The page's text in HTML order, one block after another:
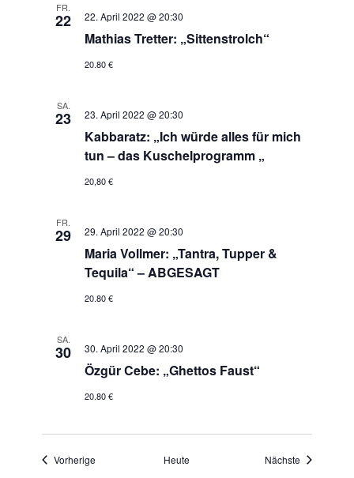
FR.
22 22. April 2022 @ 20:30
Mathias Tretter: „Sittenstrolch“
20.80 €
SA.
23 23. April 2022 @ 20:30
Kabbaratz: „Ich würde alles für mich
tun – das Kuschelprogramm „
20,80 €
FR.
29 29. April 2022 @ 20:30
Maria Vollmer: „Tantra, Tupper &
Tequila“ – ABGESAGT
20.80 €
SA.
30 30. April 2022 @ 20:30
Özgür Cebe: „Ghettos Faust“
20.80 €
Vorherige VeranstaltungenHeute Nächste